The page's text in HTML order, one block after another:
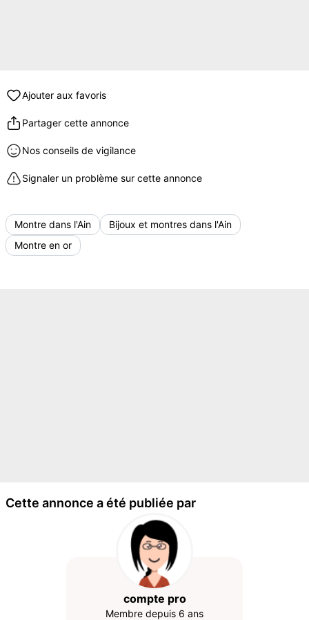
Ajouter aux favoris
Partager cette annonce
Nos conseils de vigilance
Signaler un problème sur cette annonce
Montre dans l'Ain
Bijoux et montres dans l'Ain
Montre en or
Cette annonce a été publiée par
compte pro
Membre depuis 6 ans